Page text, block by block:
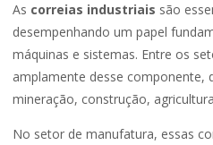
As correias industriais são
desempenhando um papel
máquinas e sistemas. Entre os
amplamente desse componente,
mineração, construção,
No setor de manufatura, essas